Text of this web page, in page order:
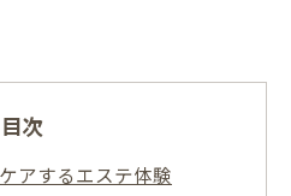
目次
アするエステ体験